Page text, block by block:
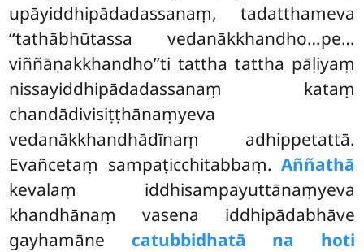
upāyiddhipādadassanaṃ, tadatthameva
‘‘tathābhūtassa vedanākkhandho…pe…
viññāṇakkhandho’’ti tattha tattha pāḷiyaṃ
nissayiddhipādadassanaṃ kataṃ
chandādivisiṭṭhānaṃyeva
vedanākkhandhādīnaṃ adhippetattā.
Evañcetaṃ sampaṭicchitabbaṃ. Aññathā
kevalaṃ iddhisampayuttānaṃyeva
khandhānaṃ vasena iddhipādabhāve
gayhamāne catubbidhatā na hoti